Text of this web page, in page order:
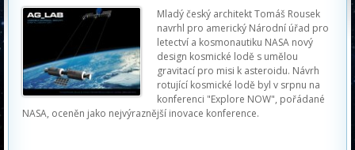
Mladý český architekt Tomáš Rousek
navrhl pro americký Národní úřad pro
letectví a kosmonautiku NASA nový
design kosmické lodě s umělou
gravitací pro misi k asteroidu. Návrh
rotující kosmické lodě byl v srpnu na
konferenci "Explore NOW", pořádané
NASA, oceněn jako nejvýraznější inovace konference.